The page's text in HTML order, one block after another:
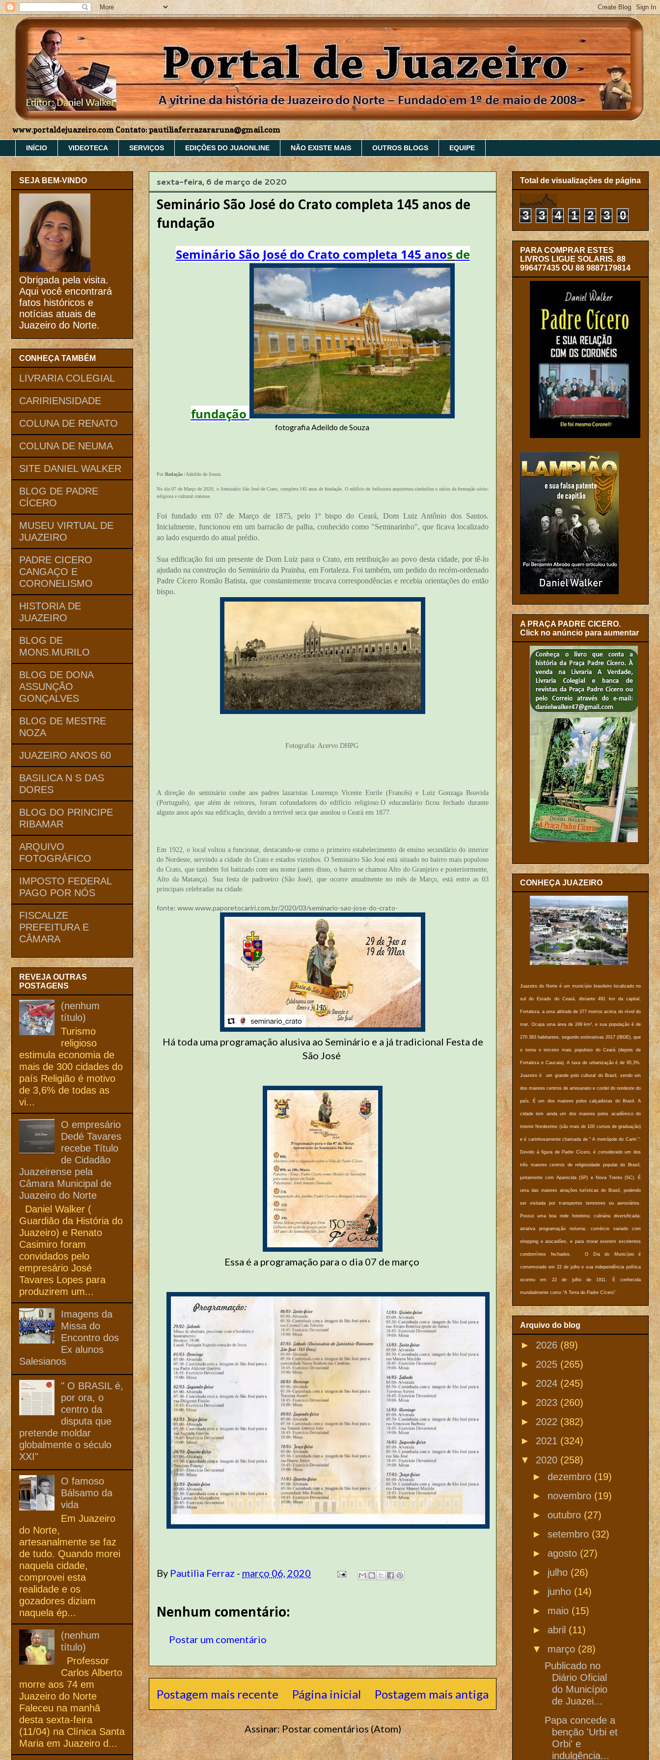
www.portaldejuazeiro.com Contato: pautiliaferrazararuna@gmail.com
INÍCIO VIDEOTECA SERVIÇOS EDIÇÕES DO JUAONLINE NÃO EXISTE MAIS OUTROS BLOGS EQUIPE
sexta-feira, 6 de março de 2020
Seminário São José do Crato completa 145 anos de
fundação
Seminário São José do Crato completa 145 anos de
fundação
fotografia Adeildo de Souza
PorRedação /Adeildo de Souza
No dia 07 de Março de 2020, o Seminário São José de Crato, completa 145 anos de fundação. O edifício de belíssima arquitetura simboliza o início da formação sócio-
religiosa e cultural cratense.
Foi fundado em 07 de Março de 1875, pelo 1º bispo do Ceará, Dom Luiz Antônio dos Santos.
Inicialmente, funcionou em um barracão de palha, conhecido como "Seminarinho", que ficava localizado
ao lado esquerdo do atual prédio.
Sua edificação foi um presente de Dom Luiz para o Crato, em retribuição ao povo desta cidade, por tê-lo
ajudado na construção do Seminário da Prainha, em Fortaleza. Foi também, um pedido do recém-ordenado
Padre Cícero Romão Batista, que constantemente trocava correspondências e recebia orientações do então
bispo.
Fotografia: Acervo DHPG
A direção do seminário coube aos padres lazaristas Lourenço Vicente Enrile (Francês) e Luiz Gonzaga Boavida
(Português), que além de reitores, foram cofundadores do edifício religioso.O educandário ficou fechado durante
alguns anos após sua edificação, devido a terrível seca que assolou o Ceará em 1877.
Em 1922, o local voltou a funcionar, destacando-se como o primeiro estabelecimento de ensino secundário do interior
do Nordeste, servindo a cidade do Crato e estados vizinhos. O Seminário São José está situado no bairro mais populoso
do Crato, que também foi batizado com seu nome (antes disso, o bairro se chamou Alto do Granjeiro e posteriormente,
Alto da Matança). Sua festa de padroeiro (São José), que ocorre anualmente no mês de Março, está entre as 03
principais celebradas na cidade.
fonte: www.www.paporetocariri.com.br/2020/03/seminario-sao-jose-do-crato-
Há toda uma programação alusiva ao Seminário e a já tradicional Festa de
São José
Essa é a programação para o dia 07 de março
By Pautilia Ferraz - março 06, 2020
Nenhum comentário:
Postar um comentário
Postagem mais recente Postagem mais antiga
Página inicial
Assinar:Postar comentários (Atom)
SEJA BEM-VINDO
Obrigada pela visita.
Aqui você encontrará
fatos históricos e
notícias atuais de
Juazeiro do Norte.
CONHEÇA TAMBÉM
LIVRARIA COLEGIAL
CARIRIENSIDADE
COLUNA DE RENATO
COLUNA DE NEUMA
SITE DANIEL WALKER
BLOG DE PADRE
CÍCERO
MUSEU VIRTUAL DE
JUAZEIRO
PADRE CICERO
CANGAÇO E
CORONELISMO
HISTORIA DE
JUAZEIRO
BLOG DE
MONS.MURILO
BLOG DE DONA
ASSUNÇÃO
GONÇALVES
BLOG DE MESTRE
NOZA
JUAZEIRO ANOS 60
BASILICA N S DAS
DORES
BLOG DO PRINCIPE
RIBAMAR
ARQUIVO
FOTOGRÁFICO
IMPOSTO FEDERAL
PAGO POR NÓS
FISCALIZE
PREFEITURA E
CÂMARA
REVEJA OUTRAS
POSTAGENS
(nenhum
título)
Turismo
religioso
estimula economia de
mais de 300 cidades do
país Religião é motivo
de 3,6% de todas as
vi...
O empresário
Dedé Tavares
recebe Título
de Cidadão
Juazeirense pela
Câmara Municipal de
Juazeiro do Norte
Daniel Walker (
Guardião da História do
Juazeiro) e Renato
Casimiro foram
convidados pelo
empresário José
Tavares Lopes para
produzirem um...
Imagens da
Missa do
Encontro dos
Ex alunos
Salesianos
" O BRASIL é,
por ora, o
centro da
disputa que
pretende moldar
globalmente o século
XXI"
O famoso
Bálsamo da
vida
Em Juazeiro
do Norte,
artesanalmente se faz
de tudo. Quando morei
naquela cidade,
comprovei esta
realidade e os
gozadores diziam
naquela ép...
(nenhum
título)
Professor
Carlos Alberto
morre aos 74 em
Juazeiro do Norte
Faleceu na manhã
desta sexta-feira
(11/04) na Clínica Santa
Maria em Juazeiro d...
Total de visualizações de página
3 3 4 1 2 3 0
PARA COMPRAR ESTES
LIVROS LIGUE SOLARIS. 88
996477435 OU 88 9887179814
A PRAÇA PADRE CICERO.
Click no anúncio para aumentar
CONHEÇA JUAZEIRO
Juazeiro do Norte é um município brasileiro localizado no
sul do Estado do Ceará, distante 491 km da capital,
Fortaleza, a uma altitude de 377 metros acima do nível do
mar. Ocupa uma área de 249 km², e sua população é de
270 383 habitantes, segundo estimativas 2017 (IBGE), que
o torna o terceiro mais populoso do Ceará (depois de
Fortaleza e Caucaia). A taxa de urbanização é de 95,3%.
Juazeiro é um grande polo cultural do Brasil, sendo um
dos maiores centros de artesanato e cordel do nordeste do
país. É um dos maiores polos calçadistas do Brasil. A
cidade tem ainda um dos maiores polos acadêmico do
interior Nordestino (são mais de 100 cursos de graduação)
e é carinhosamente chamada de " A metrópole do Cariri ".
Devido à figura de Padre Cícero, é considerado um dos
três maiores centros de religiosidade popular do Brasil,
juntamente com Aparecida (SP) e Nova Trento (SC). É
uma das maiores atrações turísticas do Brasil, podendo
ser visitada por transportes terrestres ou aeroviários.
Possui uma boa rede hoteleira; culinária diversificada;
atrativa programação noturna; comércio variado com
shopping e atacadões, e para morar existem excelentes
condomínios fechados. O Dia do Município é
comemorado em 22 de julho e sua independência política
ocorreu em 22 de julho de 1911. É conhecida
mundialmente como “A Terra do Padre Cícero”.
Arquivo do blog
► 2026 (89)
► 2025 (265)
► 2024 (245)
► 2023 (260)
► 2022 (382)
► 2021 (324)
▼ 2020 (258)
► dezembro (19)
► novembro (19)
► outubro (27)
► setembro (32)
► agosto (27)
► julho (26)
► junho (14)
► maio (15)
► abril (11)
▼ março (28)
Publicado no
Diário Oficial
do Município
de Juazei...
Papa concede a
benção 'Urbi et
Orbi' e
indulgência...